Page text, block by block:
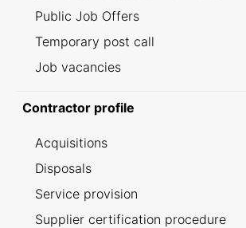
Public Job Offers
Temporary post call
Job vacancies
Contractor profile
Acquisitions
Disposals
Service provision
Supplier certification procedure